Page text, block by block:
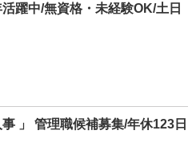
躍中/無資格・未経験OK/土日
」 管理職候補募集/年休123日